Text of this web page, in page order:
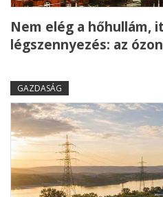
Nem elég a hőhullám,
légszennyezés: az ózon
GAZDASÁG